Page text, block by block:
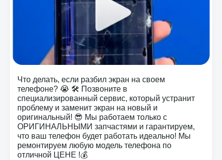
Что делать, если разбил экран на своем
телефоне? 😭 🛠️ Позвоните в
специализированный сервис, который устранит
проблему и заменит экран на новый и
оригинальный! 😎 Мы работаем только с
ОРИГИНАЛЬНЫМИ запчастями и гарантируем,
что ваш телефон будет работать идеально! Мы
ремонтируем любую модель телефона по
отличной ЦЕНЕ !💰